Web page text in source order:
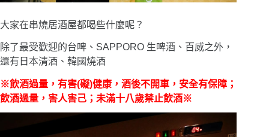
大家在串燒居酒屋都喝些什麼呢？
除了最受歡迎的台啤、SAPPORO 生啤酒、百威之外，
還有日本清酒、韓國燒酒
※飲酒過量，有害(礙)健康，酒後不開車，安全有保障 ；
飲酒過量，害人害己 ； 未滿十八歲禁止飲酒※